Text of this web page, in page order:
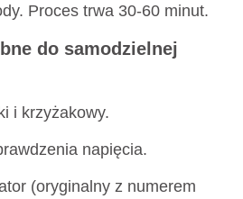
Proces trwa 30-60 minut.
do samodzielnej
i krzyżakowy.
napięcia.
(oryginalny z numerem